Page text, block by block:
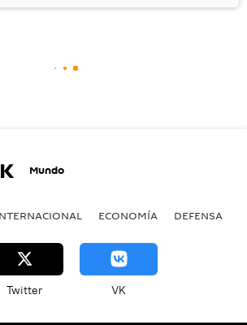
Mundo
ECONOMÍA DEFENSA
Twitter VK